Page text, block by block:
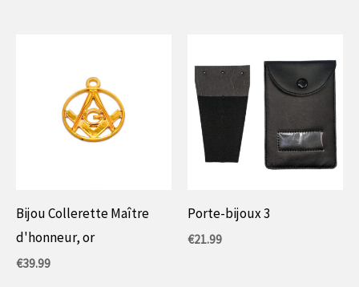
Bijou Collerette Maître
d'honneur, or
€39.99
Porte-bijoux 3
€21.99